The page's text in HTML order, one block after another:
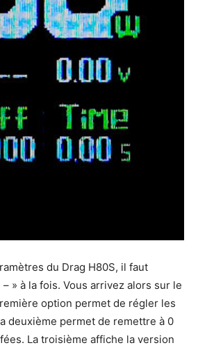
du Drag H80S, il faut
» à la fois. Vous arrivez alors sur le
option permet de régler les
deuxième permet de remettre à 0
La troisième affiche la version